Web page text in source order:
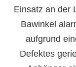
Einsatz an der
Bawinkel
aufgrund
Defektes